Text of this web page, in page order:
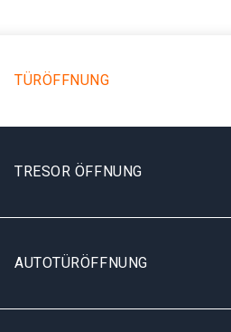
TÜRÖFFNUNG
TRESOR ÖFFNUNG
AUTOTÜRÖFFNUNG